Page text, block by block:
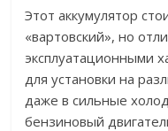
Этот аккумулятор
«вартовский», но
эксплуатационными
для установки на
даже в сильные
бензиновый